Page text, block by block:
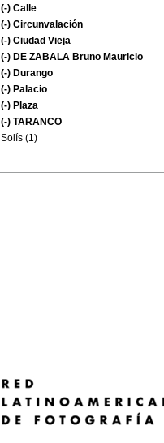
(-) Calle
(-) Circunvalación
(-) Ciudad Vieja
(-) DE ZABALA Bruno Mauricio
(-) Durango
(-) Palacio
(-) Plaza
(-) TARANCO
Solís (1)